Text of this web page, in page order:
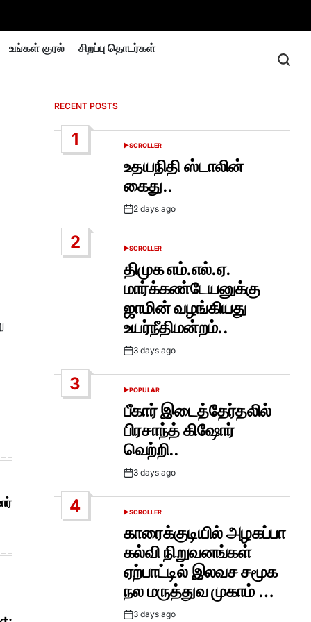
உங்கள் குரல் சிறப்பு தொடர்கள்
RECENT POSTS
1
POSTED
SCROLLER
உதயநிதி ஸ்டாலின்
கைது..
Post2 days ago
2
POSTED
SCROLLER
திமுக எம்.எல்.ஏ.
மார்க்கண்டேயனுக்கு
ஜாமின் வழங்கியது
உயர்நீதிமன்றம்..
Post3 days ago
3
POSTED
POPULAR
பீகார் இடைத்தேர்தலில்
பிரசாந்த் கிஷோர்
வெற்றி..
Post3 days ago
4
POSTED
SCROLLER
காரைக்குடியில் அழகப்பா
கல்வி நிறுவனங்கள்
ஏற்பாட்டில் இலவச சமூக
நல மருத்துவ முகாம் …
Post3 days ago